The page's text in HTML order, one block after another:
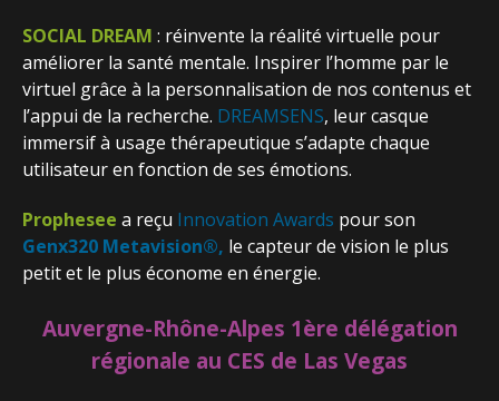
SOCIAL DREAM : réinvente la réalité virtuelle pour
améliorer la santé mentale. Inspirer l’homme par le
virtuel grâce à la personnalisation de nos contenus et
l’appui de la recherche. DREAMSENS, leur casque
immersif à usage thérapeutique s’adapte chaque
utilisateur en fonction de ses émotions.
Prophesee a reçu Innovation Awards pour son
Genx320 Metavision®, le capteur de vision le plus
petit et le plus économe en énergie.
Auvergne-Rhône-Alpes 1ère délégation
régionale au CES de Las Vegas